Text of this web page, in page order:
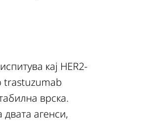
кај HER2-
trastuzumab
врска.
агенси,